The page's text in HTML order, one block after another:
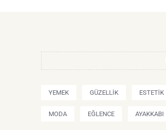
YEMEK GÜZELLIK ESTETIK
MODA EĞLENCE AYAKKABI